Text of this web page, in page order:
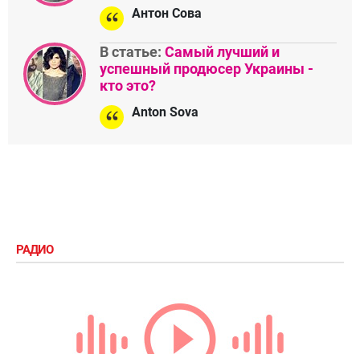
Антон Сова
В статье: Самый лучший и
успешный продюсер Украины -
кто это?
Anton Sova
РАДИО